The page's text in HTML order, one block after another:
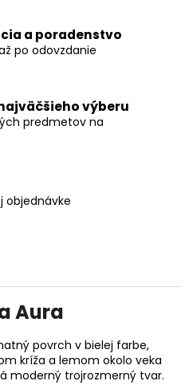
a poradenstvo
po odovzdanie
výberu
predmetov na
objednávke
Aura
povrch v bielej farbe,
kríža a lemom okolo veka
moderný trojrozmerný tvar.